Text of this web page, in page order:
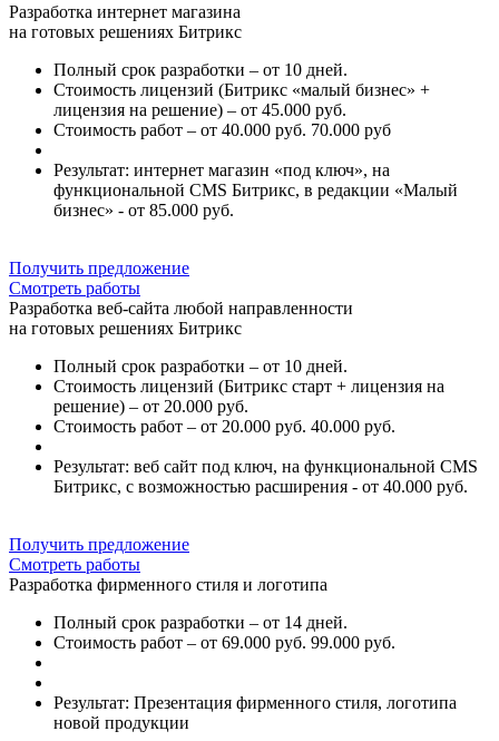
Разработка интернет магазина
на готовых решениях Битрикс
Полный срок разработки – от 10 дней.
Стоимость лицензий (Битрикс «малый бизнес» +
лицензия на решение) – от 45.000 руб.
Стоимость работ – от 40.000 руб. 70.000 руб
Результат: интернет магазин «под ключ», на
функциональной CMS Битрикс, в редакции «Малый
бизнес» - от 85.000 руб.
Получить предложение
Смотреть работы
Разработка веб-сайта любой направленности
на готовых решениях Битрикс
Полный срок разработки – от 10 дней.
Стоимость лицензий (Битрикс старт + лицензия на
решение) – от 20.000 руб.
Стоимость работ – от 20.000 руб. 40.000 руб.
Результат: веб сайт под ключ, на функциональной CMS
Битрикс, с возможностью расширения - от 40.000 руб.
Получить предложение
Смотреть работы
Разработка фирменного стиля и логотипа
Полный срок разработки – от 14 дней.
Стоимость работ – от 69.000 руб. 99.000 руб.
Результат: Презентация фирменного стиля, логотипа
новой продукции